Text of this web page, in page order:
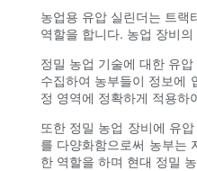
농업용 유압 실린더는 트랙
역할을 합니다. 농업 장비
정밀 농업 기술에 대한 유
수집하여 농부들이 정보에
정 영역에 정확하게 적용하
또한 정밀 농업 장비에 유
를 다양화함으로써 농부는
한 역할을 하며 현대 정밀